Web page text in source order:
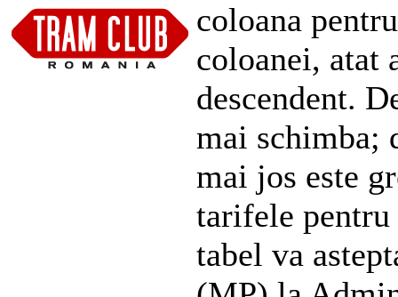
coloana
coloanei, atat
descendent.
mai schimba;
mai jos este
tarifele pentru
tabel va